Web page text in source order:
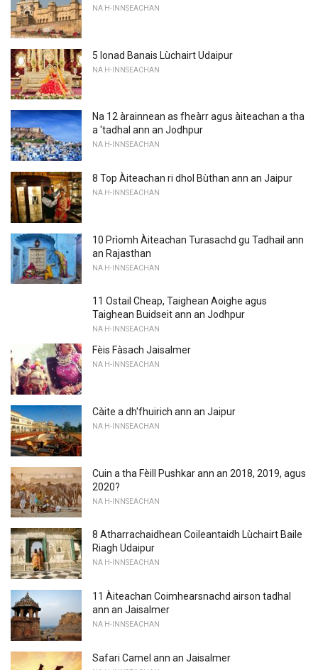
NA H-INNSEACHAN
5 Ionad Banais Lùchairt Udaipur
NA H-INNSEACHAN
Na 12 àrainnean as fheàrr agus àiteachan a tha
a 'tadhal ann an Jodhpur
NA H-INNSEACHAN
8 Top Àiteachan ri dhol Bùthan ann an Jaipur
NA H-INNSEACHAN
10 Prìomh Àiteachan Turasachd gu Tadhail ann
an Rajasthan
NA H-INNSEACHAN
11 Ostail Cheap, Taighean Aoighe agus
Taighean Buidseit ann an Jodhpur
NA H-INNSEACHAN
Fèis Fàsach Jaisalmer
NA H-INNSEACHAN
Càite a dh'fhuirich ann an Jaipur
NA H-INNSEACHAN
Cuin a tha Fèill Pushkar ann an 2018, 2019, agus
2020?
NA H-INNSEACHAN
8 Atharrachaidhean Coileantaidh Lùchairt Baile
Riagh Udaipur
NA H-INNSEACHAN
11 Àiteachan Coimhearsnachd airson tadhal
ann an Jaisalmer
NA H-INNSEACHAN
Safari Camel ann an Jaisalmer